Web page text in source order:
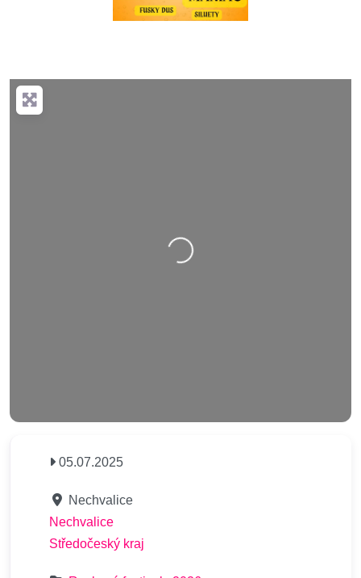
Nahrávání….
05.07.2025
Nechvalice
Nechvalice
Středočeský kraj